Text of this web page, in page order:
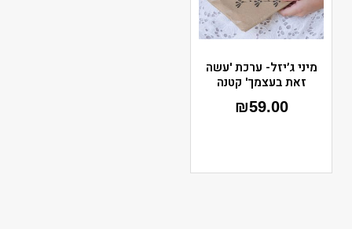
מיני ג׳יזל- ערכת 'עשה
זאת בעצמך' קטנה
₪59.00